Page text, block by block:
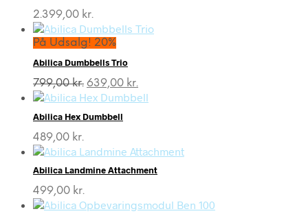
2.399,00 kr.
På Udsalg! 20%
Abilica Dumbbells Trio
799,00kr. Den
oprindelige
var:
639,00 kr.
aktuelle
Abilica Hex Dumbbell
489,00 kr.
Abilica Landmine Attachment
499,00 kr.